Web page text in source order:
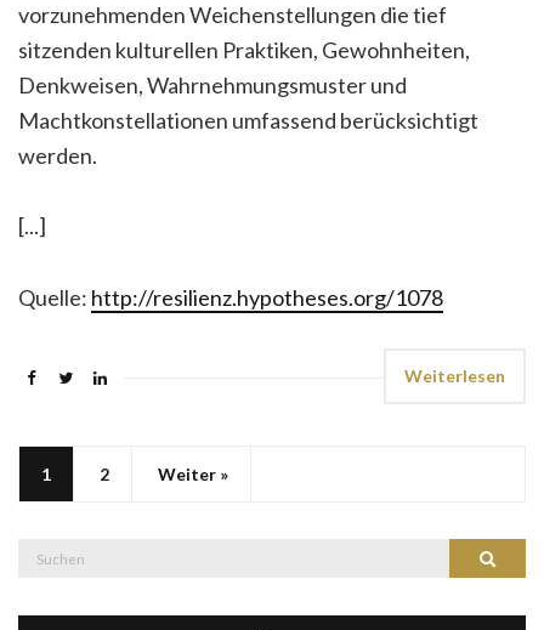
vorzunehmenden Weichenstellungen die tief
sitzenden kulturellen Praktiken, Gewohnheiten,
Denkweisen, Wahrnehmungsmuster und
Machtkonstellationen umfassend berücksichtigt
werden.
[...]
Quelle: http://resilienz.hypotheses.org/1078
Weiterlesen
1 2 Weiter »
Suchen